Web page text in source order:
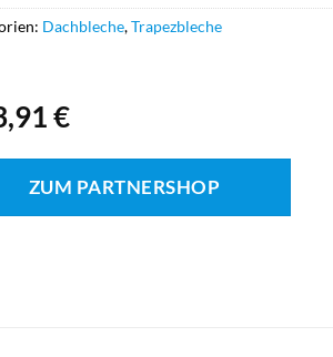
€
ZUM PARTNERSHOP
Dachbleche,Trapezbleche